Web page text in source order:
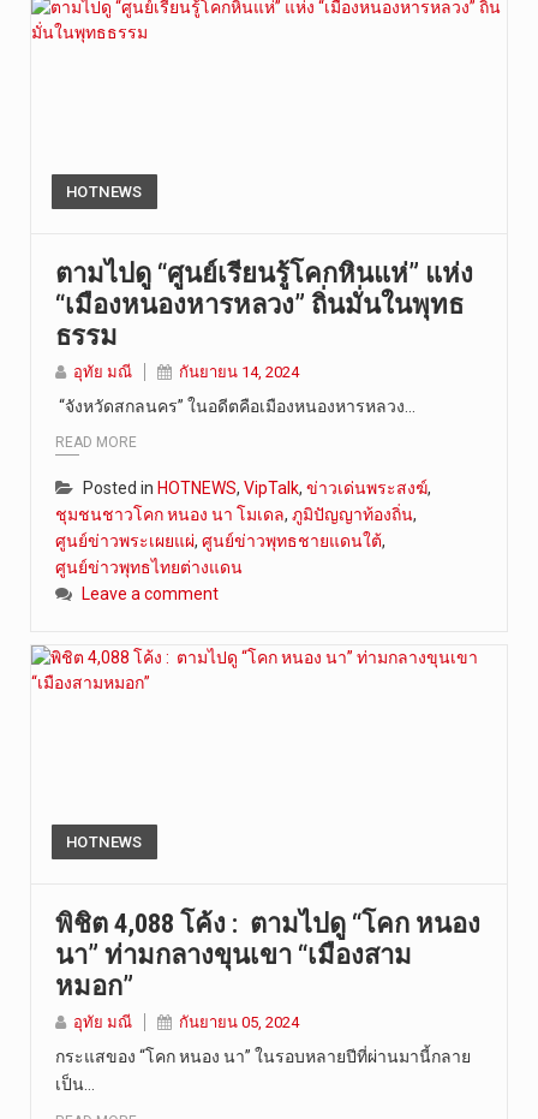
HOTNEWS
ตามไปดู “ศูนย์เรียนรู้โคกหินแห่” แห่ง
“เมืองหนองหารหลวง” ถิ่นมั่นในพุทธ
ธรรม
อุทัย มณี กันยายน 14, 2024
“จังหวัดสกลนคร” ในอดีตคือเมืองหนองหารหลวง…
READ MORE
Posted in HOTNEWS, VipTalk, ข่าวเด่นพระสงฆ์,
ชุมชนชาวโคก หนอง นา โมเดล, ภูมิปัญญาท้องถิ่น,
ศูนย์ข่าวพระเผยแผ่, ศูนย์ข่าวพุทธชายแดนใต้,
ศูนย์ข่าวพุทธไทยต่างแดน
Leave a comment
HOTNEWS
พิชิต 4,088 โค้ง : ตามไปดู “โคก หนอง
นา” ท่ามกลางขุนเขา “เมืองสาม
หมอก”
อุทัย มณี กันยายน 05, 2024
กระแสของ “โคก หนอง นา” ในรอบหลายปีที่ผ่านมานี้กลาย
เป็น…